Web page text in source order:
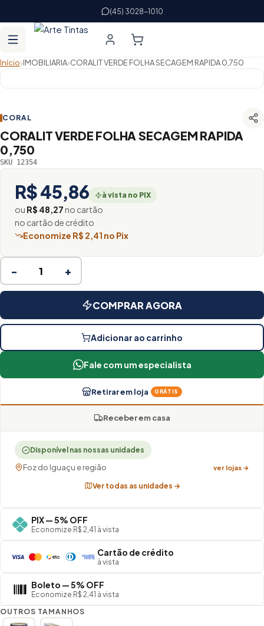
(45) 3028-1010
Início›IMOBILIARIA›CORALIT VERDE FOLHA SECAGEM RAPIDA 0,750
CORAL
CORALIT VERDE FOLHA SECAGEM RAPIDA
0,750
SKU 12354
R$ 45,86 à vista no PIX
ou R$ 48,27no cartão
no cartão de crédito
Economize R$ 2,41 no Pix
− +
COMPRAR AGORA
Adicionar ao carrinho
Fale com um especialista
Retirar em loja GRÁTIS
Receber em casa
Disponível nas nossas unidades
Foz do Iguaçu e região ver lojas →
Ver todas as unidades →
PIX — 5% OFF
Economize R$ 2,41 à vista
Cartão de crédito
à vista
Boleto — 5% OFF
Economize R$ 2,41 à vista
OUTROS TAMANHOS